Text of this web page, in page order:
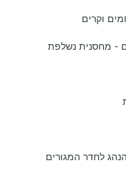
וקרים
- מחסנית נשלפת
לחדר המגורים